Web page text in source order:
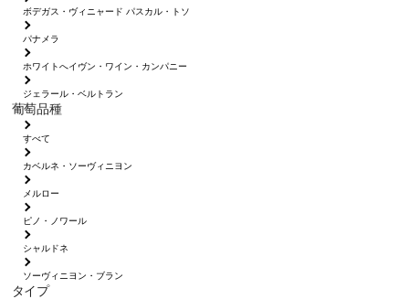
ボデガス・ヴィニャード パスカル・トソ
パナメラ
ホワイトへイヴン・ワイン・カンパニー
ジェラール・ベルトラン
葡萄品種
すべて
カベルネ・ソーヴィニヨン
メルロー
ピノ・ノワール
シャルドネ
ソーヴィニヨン・ブラン
タイプ